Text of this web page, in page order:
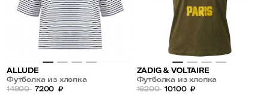
ALLUDE
Футболка из хлопка
14900 7200 ₽
ZADIG & VOLTAIRE
Футболка из хлопка
16200 10100 ₽